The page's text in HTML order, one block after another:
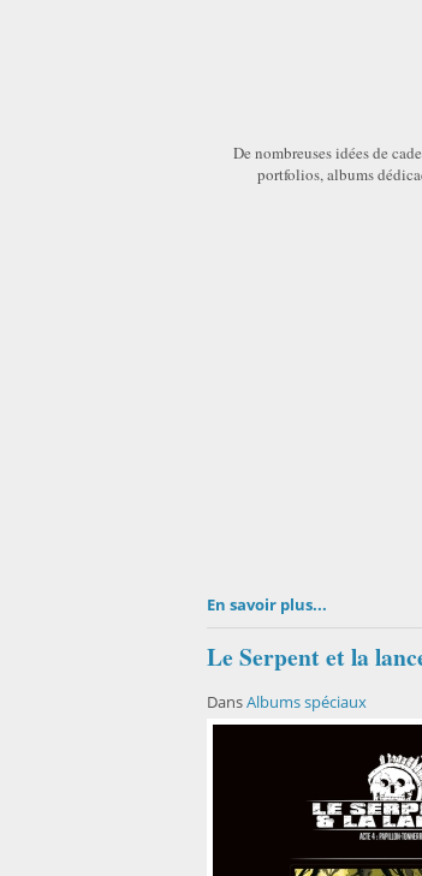
De nombreuses idées de
portfolios, albums
En savoir plus...
Le Serpent et la
DansAlbums spéciaux